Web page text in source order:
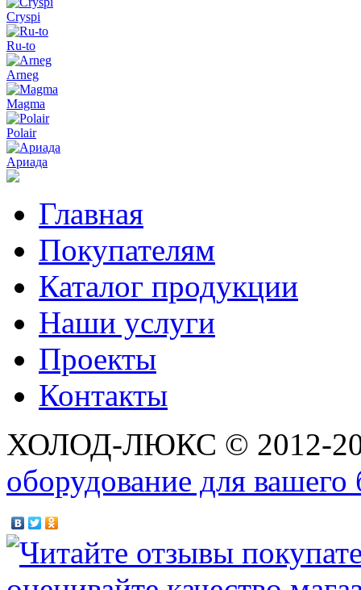
Cryspi
Ru-to
Arneg
Magma
Polair
Ариада
Главная
Покупателям
Каталог продукции
Наши услуги
Проекты
Контакты
ХОЛОД-ЛЮКС © 2012-
оборудование для вашего